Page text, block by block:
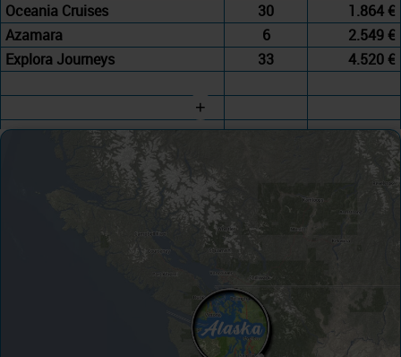
Oceania Cruises
30
1.864 €
Azamara
6
2.549 €
Explora Journeys
33 4.520 €
+